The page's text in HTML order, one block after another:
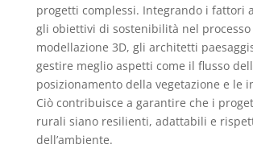
progetti complessi. Integrando i fattori
gli obiettivi di sostenibilità nel processo
modellazione 3D, gli architetti
gestire meglio aspetti come il flusso
posizionamento della vegetazione e le
Ciò contribuisce a garantire che i
rurali siano resilienti, adattabili e
dell’ambiente.